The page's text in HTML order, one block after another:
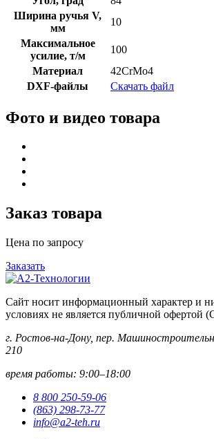
Ширина ручья V,
мм
10
Максимальное
усилие, т/м
100
Материал
42CrMo4
DXF-файлы
Скачать файл
Фото и видео товара
Заказ товара
Цена по запросу
Заказать
Сайт носит информационный характер и
условиях не является публичной офертой
г. Ростов-на-Дону, пер.
210
время работы: 9:00–18:00
8 800 250-59-06
(863) 298-73-77
info@a2-teh.ru